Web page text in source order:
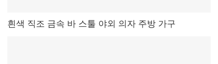
흰색 직조 금속 바 스툴 야외 의자 주방 가구